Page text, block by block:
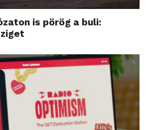
is pörög a buli: